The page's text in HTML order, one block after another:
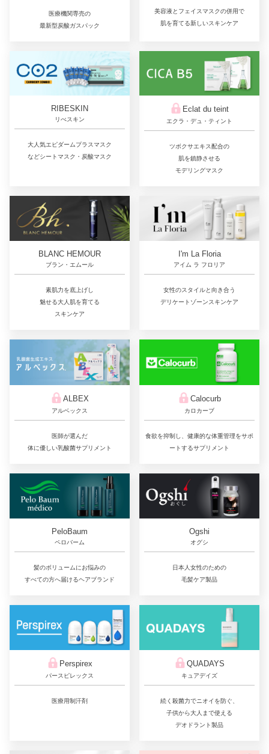
医療機関専売の
最新型炭酸ガスパック
美容液とフェイスマスクの併用で
肌を育てる新しいスキンケア
RIBESKIN
リべスキン
大人気エピダームプラスマスク
などシートマスク・炭酸マスク
Eclat du teint
エクラ・デュ・ティント
ツボクサエキス配合の
肌を鎮静させる
モデリングマスク
BLANC HEMOUR
ブラン・エムール
素肌力を底上げし
魅せる大人肌を育てる
スキンケア
I'm La Floria
アイム ラ フロリア
女性のスタイルと向き合う
デリケートゾーンスキンケア
ALBEX
アルベックス
医師が選んだ
体に優しい乳酸菌サプリメント
Calocurb
カロカーブ
食欲を抑制し、健康的な体重管理をサポ
ートするサプリメント
PeloBaum
ペロバーム
髪のボリュームにお悩みの
すべての方へ届けるヘアブランド
Ogshi
オグシ
日本人女性のための
毛髪ケア製品
Perspirex
パースピレックス
医療用制汗剤
QUADAYS
キュアデイズ
続く殺菌力でニオイを防ぐ、
子供から大人まで使える
デオドラント製品